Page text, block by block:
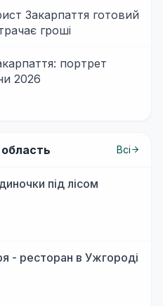
Закарпаття готовий
гроші
портрет
2026
Всі
під лісом
- ресторан в Ужгороді